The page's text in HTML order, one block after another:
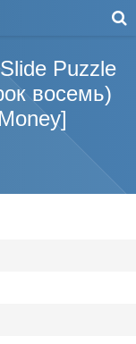
Puzzle
восемь)